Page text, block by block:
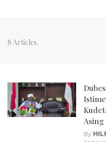
8 Articles.
Asing
By